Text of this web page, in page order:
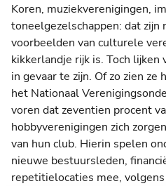
Koren, muziekverenigingen,
toneelgezelschappen: dat zijn
voorbeelden van culturele
kikkerlandje rijk is. Toch lijken
in gevaar te zijn. Of zo zien ze
het Nationaal
voren dat zeventien procent
hobbyverenigingen zich
van hun club. Hierin spelen
nieuwe bestuursleden,
repetitielocaties mee, volgens